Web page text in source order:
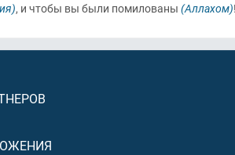
, и чтобы вы были помилованы (Аллахом)